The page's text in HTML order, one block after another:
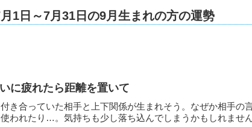
1日～7月31日の9月生まれの方の運勢
に疲れたら距離を置いて
き合っていた相手と上下関係が生まれそう。なぜか相手の
われたり…。気持ちも少し落ち込んでしまうかもしれません